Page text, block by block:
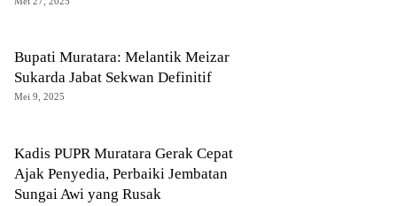
Bupati Muratara: Melantik Meizar
Sukarda Jabat Sekwan Definitif
Mei 9, 2025
Kadis PUPR Muratara Gerak Cepat
Ajak Penyedia, Perbaiki Jembatan
Sungai Awi yang Rusak